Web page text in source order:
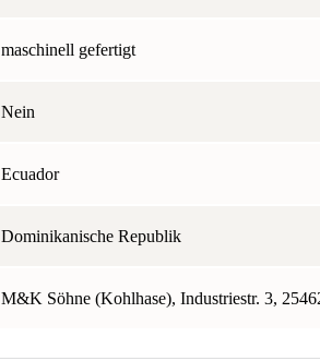
maschinell gefertigt
Nein
Ecuador
Dominikanische Republik
M&K Söhne (Kohlhase), Industriestr. 3,